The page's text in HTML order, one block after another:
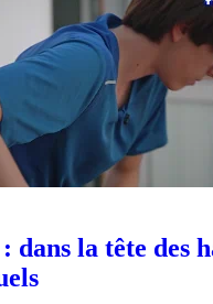
dans la tête des